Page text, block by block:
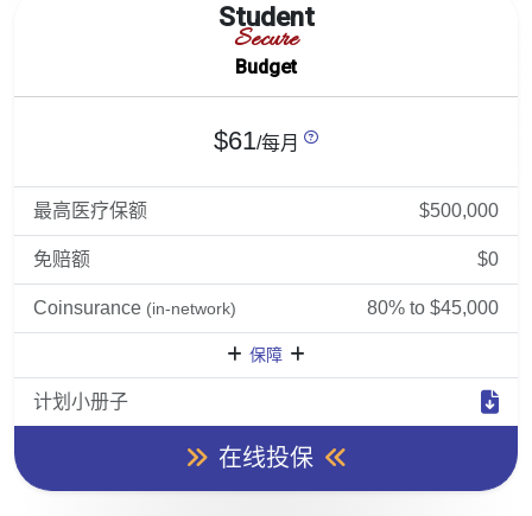
Student
Secure
Budget
$61/每月
最高医疗保额 $500,000
免赔额 $0
Coinsurance (in-network) 80% to $45,000
保障
计划小册子
在线投保